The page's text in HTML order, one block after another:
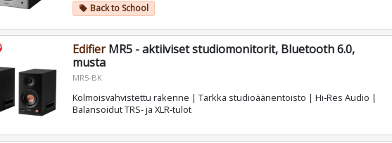
local_offer Back to School
EdifierMR5 - aktiiviset studiomonitorit, Bluetooth 6.0,
musta
MR5-BK
Kolmoisvahvistettu rakenne | Tarkka studioäänentoisto | Hi‑Res Audio |
Balansoidut TRS- ja XLR‑tulot